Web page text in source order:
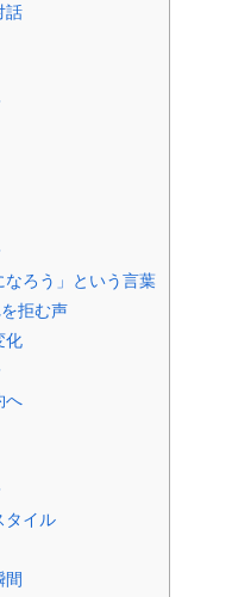
話
ろう」という言葉
拒む声
化
へ
タイル
間